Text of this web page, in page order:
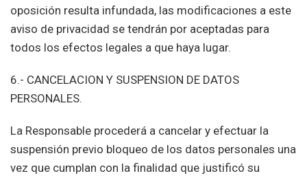
oposición resulta infundada, las modificaciones a este
aviso de privacidad se tendrán por aceptadas para
todos los efectos legales a que haya lugar.
6.- CANCELACION Y SUSPENSION DE DATOS
PERSONALES.
La Responsable procederá a cancelar y efectuar la
suspensión previo bloqueo de los datos personales una
vez que cumplan con la finalidad que justificó su